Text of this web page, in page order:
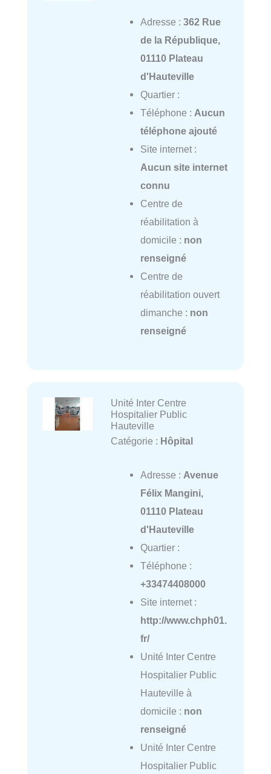
Adresse : 362 Rue
de la République,
01110 Plateau
d'Hauteville
Quartier :
Téléphone : Aucun
téléphone ajouté
Site internet :
Aucun site internet
connu
Centre de
réabilitation à
domicile : non
renseigné
Centre de
réabilitation ouvert
dimanche : non
renseigné
Unité Inter Centre
Hospitalier Public
Hauteville
Catégorie : Hôpital
Adresse : Avenue
Félix Mangini,
01110 Plateau
d'Hauteville
Quartier :
Téléphone :
+33474408000
Site internet :
http://www.chph01.
fr/
Unité Inter Centre
Hospitalier Public
Hauteville à
domicile : non
renseigné
Unité Inter Centre
Hospitalier Public